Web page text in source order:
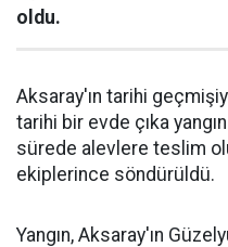
oldu.
Aksaray'ın tarihi
tarihi bir evde çıka
sürede alevlere teslim
ekiplerince söndürüldü.
Yangın, Aksaray'ın